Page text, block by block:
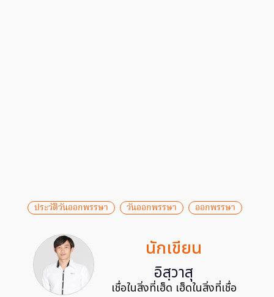
ประวัติวันออกพรรษา วันออกพรรษา ออกพรรษา
นักเขียน
อิสฺวาสุ
เชื่อในสิ่งที่เฮ็ด เฮ็ดในสิ่งที่เชื่อ